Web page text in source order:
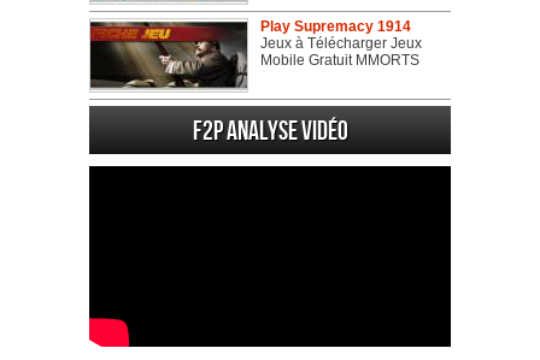
Play Supremacy 1914
Jeux à Télécharger Jeux
Mobile Gratuit MMORTS
F2P Analyse vidéo